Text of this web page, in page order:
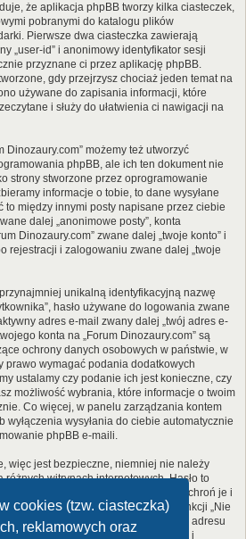
cookies (tzw. ciasteczka)
reklamowych oraz
że aplikacja phpBB tworzy kilka ciasteczek,
pobranymi do katalogu plików
Pierwsze dwa ciasteczka zawierają
„user-id” i anonimowy identyfikator sesji
przyznane ci przez aplikację phpBB.
gdy przejrzysz chociaż jeden temat na
używane do zapisania informacji, które
i służy do ułatwienia ci nawigacji na
Dinozaury.com” możemy też utworzyć
phpBB, ale ich ten dokument nie
strony stworzone przez oprogramowanie
informacje o tobie, to dane wysyłane
to między innymi posty napisane przez ciebie
dalej „anonimowe posty”, konta
Dinozaury.com” zwane dalej „twoje konto” i
rejestracji i zalogowaniu zwane dalej „twoje
unikalną identyfikacyjną nazwę
hasło używane do logowania zwane
adres e-mail zwany dalej „twój adres e-
konta na „Forum Dinozaury.com” są
ochrony danych osobowych w państwie, w
prawo wymagać podania dodatkowych
ustalamy czy podanie ich jest konieczne, czy
możliwość wybrania, które informacje o twoim
Co więcej, w panelu zarządzania kontem
wyłączenia wysyłania do ciebie automatycznie
phpBB e-maili.
więc jest bezpieczne, niemniej nie należy
różnych witrynach internetowych. Hasło to
na „Forum Dinozaury.com”, więc chroń je i
nikomu. Jeśli je zapomnisz, użyj funkcji „Nie
cię o podanie nazwy użytkownika i adresu
zostanie wygenerowane nowe hasło i